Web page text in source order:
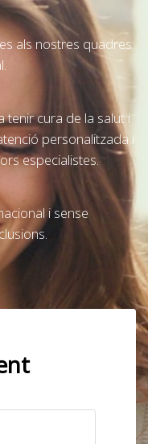
als nostres quadres:
tenir cura de la salut i
personalitzada i
especialistes.
i sense